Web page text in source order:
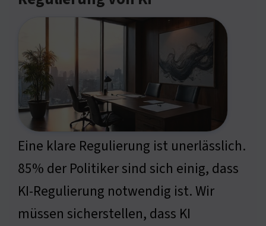
Eine klare Regulierung ist unerlässlich.
85% der Politiker sind sich einig, dass
KI-Regulierung notwendig ist. Wir
müssen sicherstellen, dass KI